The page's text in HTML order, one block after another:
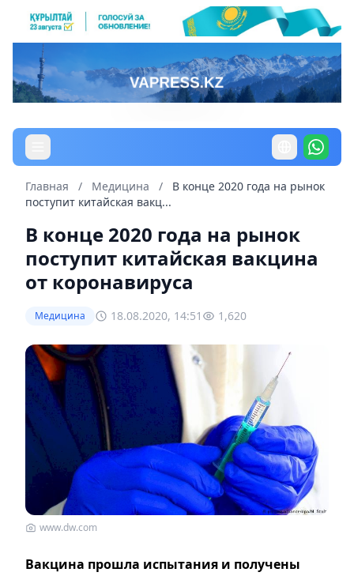
Главная / Медицина /
В конце 2020 года на рынок
поступит китайская вакц...
В конце 2020 года на рынок
поступит китайская вакцина
от коронавируса
Медицина 18.08.2020, 14:51 1,620
www.dw.com
Вакцина прошла испытания и получены